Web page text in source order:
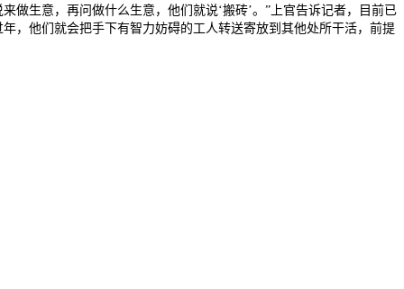
做生意，再问做什么生意，他们就说‘搬砖’。”上官告诉记者，目前已
，他们就会把手下有智力妨碍的工人转送寄放到其他处所干活，前提